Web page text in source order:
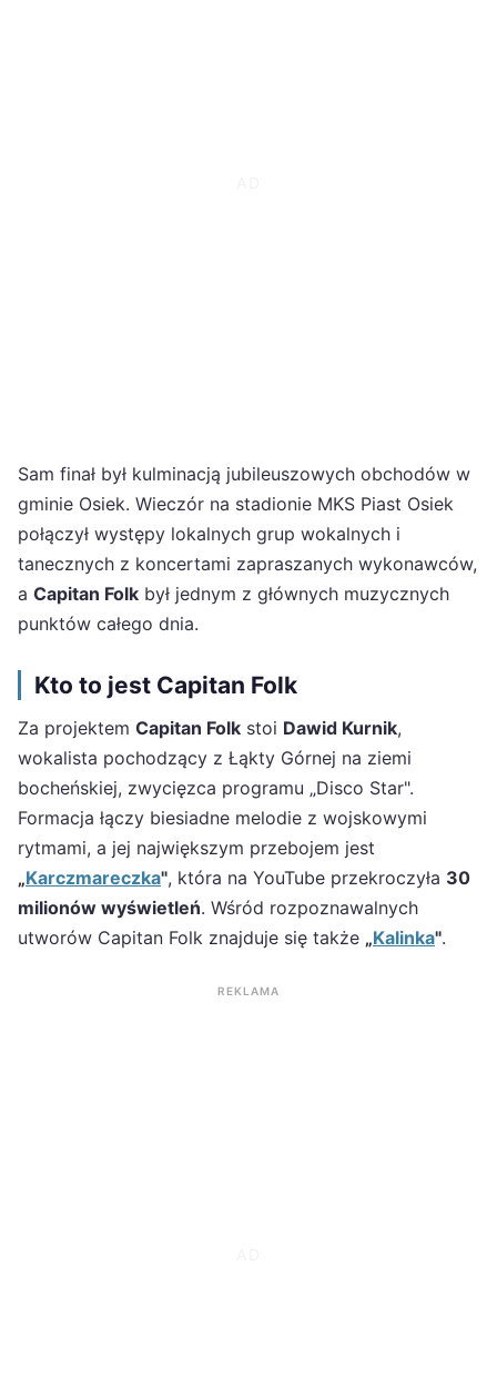
Sam finał był kulminacją jubileuszowych obchodów w
gminie Osiek. Wieczór na stadionie MKS Piast Osiek
połączył występy lokalnych grup wokalnych i
tanecznych z koncertami zapraszanych wykonawców,
a Capitan Folk był jednym z głównych muzycznych
punktów całego dnia.
Kto to jest Capitan Folk
Za projektem Capitan Folk stoi Dawid Kurnik,
wokalista pochodzący z Łąkty Górnej na ziemi
bocheńskiej, zwycięzca programu „Disco Star".
Formacja łączy biesiadne melodie z wojskowymi
rytmami, a jej największym przebojem jest
„Karczmareczka", która na YouTube przekroczyła 30
milionów wyświetleń. Wśród rozpoznawalnych
utworów Capitan Folk znajduje się także „Kalinka".
REKLAMA